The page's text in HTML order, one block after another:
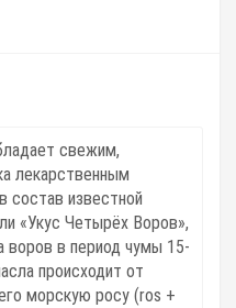
свежим,
лекарственным
состав известной
«Укус Четырёх Воров»,
воров в период чумы 15-
происходит от
морскую росу (ros +